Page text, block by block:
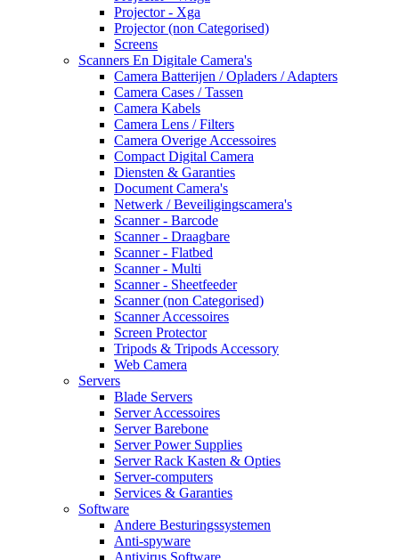
Projector - Xga
Projector (non Categorised)
Screens
Scanners En Digitale Camera's
Camera Batterijen / Opladers / Adapters
Camera Cases / Tassen
Camera Kabels
Camera Lens / Filters
Camera Overige Accessoires
Compact Digital Camera
Diensten & Garanties
Document Camera's
Netwerk / Beveiligingscamera's
Scanner - Barcode
Scanner - Draagbare
Scanner - Flatbed
Scanner - Multi
Scanner - Sheetfeeder
Scanner (non Categorised)
Scanner Accessoires
Screen Protector
Tripods & Tripods Accessory
Web Camera
Servers
Blade Servers
Server Accessoires
Server Barebone
Server Power Supplies
Server Rack Kasten & Opties
Server-computers
Services & Garanties
Software
Andere Besturingssystemen
Anti-spyware
Antivirus Software